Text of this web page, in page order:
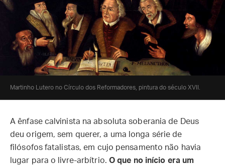
Martinho Lutero no Círculo dos Reformadores, pintura do século XVII.
A ênfase calvinista na absoluta soberania de Deus
deu origem, sem querer, a uma longa série de
filósofos fatalistas, em cujo pensamento não havia
lugar para o livre-arbítrio. O que no início era um